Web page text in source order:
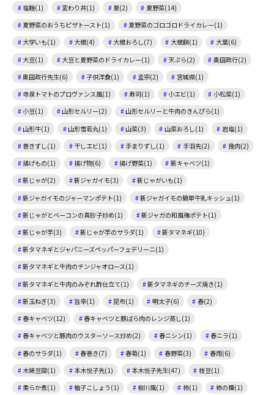
塩麹(1)
変わり丼(1) 夏(2)
夏野菜(14)
夏野菜のおうちピザトースト(1)
夏野菜のゴロゴロドライカレー(1)
大学いも(1)
大根(4) 大根おろし(7) 大根餅(1)
大葉(6)
大豆(1)
大豆と夏野菜のドライカレー(1) 天ぷら(2)
奥田政行(2)
奥田政行先生(6)
子供洋食(1) 孟宗(2)
宮城県(1)
寺泉トマトのプロヴァンス風(1)
寿司(1) 小エビ(1)
小松菜(1)
小豆(1)
山形セルリー(2)
山形セルリーと牛肉のきんぴら(1)
山形牛(1)
山形雪若丸(1) 山菜(3) 山菜おろし(1)
岩塩(1)
巻きずし(1)
干しエビ(1) 手まりずし(1) 手羽先(2)
挽肉(2)
揚げもの(1)
揚げ物(6) 揚げ野菜(1)
新キャベツ(1)
新じゃが(2)
新ジャガイモ(3)
新じゃがいも(1)
新ジャガイモのジャーマンポテト(1)
新ジャガイモの簡単牛乳キッシュ(1)
新じゃがとベーコンの真砂子炒め(1)
新ジャガの和風梅ポテト(1)
新じゃが芋(3)
新じゃが芋のサラダ(1)
新タマネギ(10)
新タマネギとジャパニーズペッパーフェデリーニ(1)
新タマネギと牛肉のチンジャオロース(1)
新タマネギと牛肉のみぞれ酢仕立て(1)
新タマネギのチーズ焼き(1)
新玉ねぎ(3)
旨辛(1) 昆布(1) 明太子(6)
春(2)
春キャベツ(12)
春キャベツと豚ばら肉のレンジ蒸し(1)
春キャベツと豚肉のウスターソース炒め(2)
春ニシン(1)
春ニラ(1)
春のサラダ(1)
春巻き(7) 春菊(1) 春野菜(3)
春雨(6)
木綿豆腐(1)
本木悦子先(1) 本木悦子先生(47)
枝豆(1)
柔らか煮(1)
柚子こしょう(1) 柳川風(1) 柿(1)
柿の種(1)